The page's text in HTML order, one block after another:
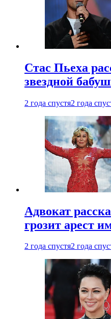
Стас Пьеха
звездной
2 года спустя2 года
Адвокат
грозит арест
2 года спустя2 года